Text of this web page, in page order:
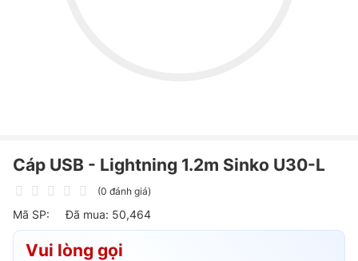
Cáp USB - Lightning 1.2m Sinko U30-L
(0 đánh giá)
Mã SP: Đã mua: 50,464
Vui lòng gọi